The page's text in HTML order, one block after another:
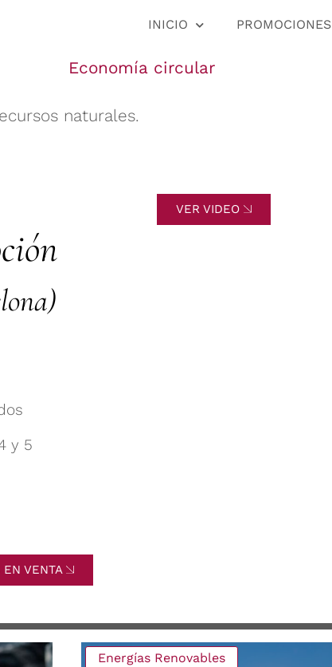
INICIO PROMOCIONES
Economía circular
naturales.
y 5
EN VENTA
VER VIDEO
Energías Renovables